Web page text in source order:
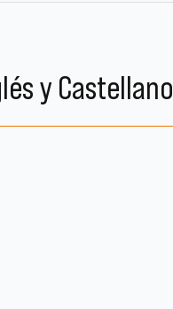
y Castellano